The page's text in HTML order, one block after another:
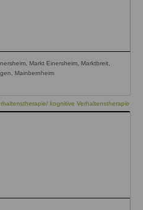
Markt Einersheim, Marktbreit,
Mainbernheim
kognitive Verhaltenstherapie